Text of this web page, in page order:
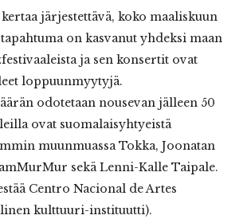
järjestettävä, koko maaliskuun
on kasvanut yhdeksi maan
ja sen konsertit ovat
loppuunmyytyjä.
odotetaan nousevan jälleen 50
ovat suomalaisyhtyeistä
muunmuassa Tokka, Joonatan
sekä Lenni-Kalle Taipale.
Centro Nacional de Artes
kulttuuri-instituutti).